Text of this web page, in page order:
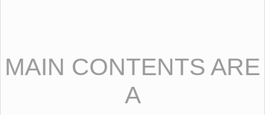
o
n
MAIN CONTENTS ARE
A